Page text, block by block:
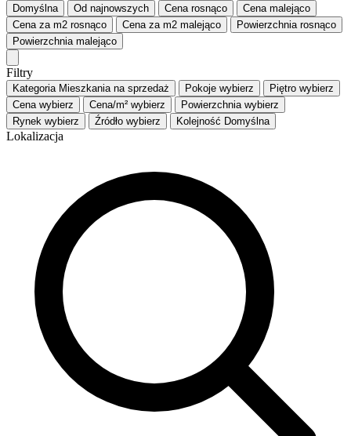
Domyślna Od najnowszych Cena rosnąco Cena malejąco
Cena za m2 rosnąco Cena za m2 malejąco Powierzchnia rosnąco
Powierzchnia malejąco
Filtry
Kategoria Mieszkania na sprzedaż Pokoje wybierz Piętro wybierz
Cena wybierz Cena/m² wybierz Powierzchnia wybierz
Rynek wybierz Źródło wybierz Kolejność Domyślna
Lokalizacja